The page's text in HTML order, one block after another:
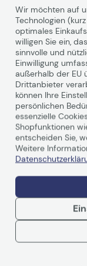
Technische
Allgemein
Hersteller
Herst. Art. Nr.
EAN
Produkttyp
Wir möchten auf
Technologien
optimales
willigen Sie ein,
sinnvolle und
Einwilligung
außerhalb der EU
Drittanbieter
können Ihre
persönlichen
essenzielle
Shopfunktionen
entscheiden Sie,
Weitere